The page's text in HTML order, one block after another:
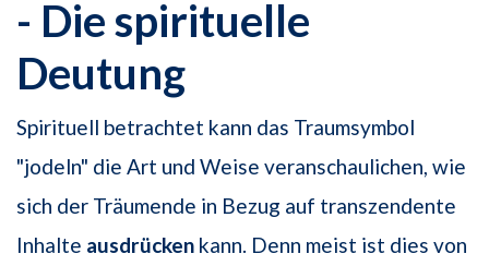
- Die spirituelle
Deutung
Spirituell betrachtet kann das Traumsymbol
"jodeln" die Art und Weise veranschaulichen, wie
sich der Träumende in Bezug auf transzendente
Inhalte ausdrücken kann. Denn meist ist dies von